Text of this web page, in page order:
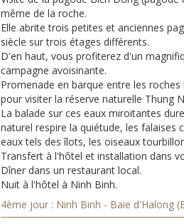
même de la roche.
Elle abrite trois petites et anciennes
siècle sur trois étages différents.
D'en haut, vous profiterez d'un
campagne avoisinante.
Promenade en barque entre les
pour visiter la réserve naturelle Thung
La balade sur ces eaux miroitantes
naturel respire la quiétude, les falaises
eaux tels des îlots, les oiseaux
Transfert à l'hôtel et installation dans
Dîner dans un restaurant local.
Nuit à l'hôtel à Ninh Binh.
4ème jour : Ninh Binh - Baie d'Halong